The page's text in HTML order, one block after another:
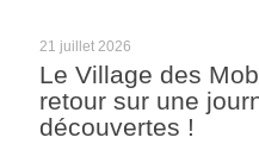
21 juillet 2026
Le Village des
retour sur une
découvertes !